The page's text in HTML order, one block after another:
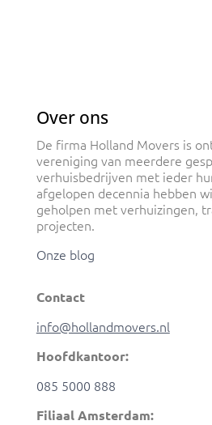
Over ons
De firma Holland Movers is
vereniging van meerdere
verhuisbedrijven met ieder
afgelopen decennia hebben
geholpen met verhuizingen,
projecten.
Onze blog
Contact
info@hollandmovers.nl
Hoofdkantoor:
085 5000 888
Filiaal Amsterdam: